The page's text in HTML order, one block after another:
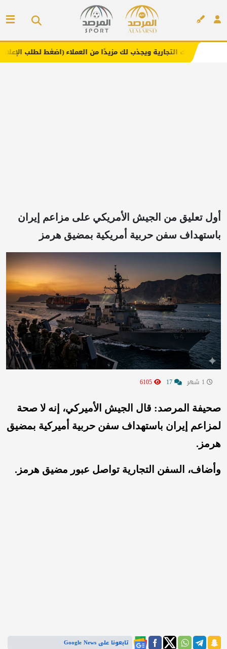
ويجذب لك مزيدًا من العملاء (اضغط لطلب الإعلان)
أول تعليق من الجيش الأمريكي على مزاعم إيران
باستهداف سفن حربية أمريكية بمضيق هرمز
صحيفة المرصد: قال الجيش الأميركي، إنه لا صحة
لمزاعم إيران باستهداف سفن حربية أميركية بمضيق
هرمز.
وأضاف، السفن التجارية تواصل عبور مضيق هرمز.
تابعونا على Google News